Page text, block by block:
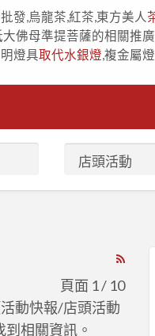
發,烏龍茶,紅茶,東方美人
佛母準提菩薩的相關推廣
燈具取代水銀燈 ,複金屬燈
RSS
Feed
頁面 1 / 10
動快報/店頭活動
相關資訊。